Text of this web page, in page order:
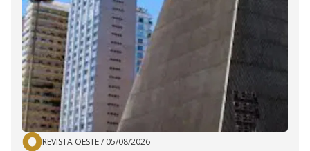
REVISTA OESTE/ 05/08/2026